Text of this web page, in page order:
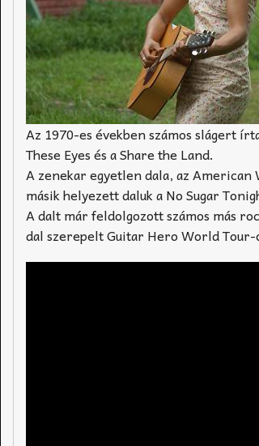
Az 1970-es években számos slágert
These Eyes és a Share the Land.
A zenekar egyetlen dala, az
másik helyezett daluk a No Sugar
A dalt már feldolgozott számos más
dal szerepelt Guitar Hero World Tour-